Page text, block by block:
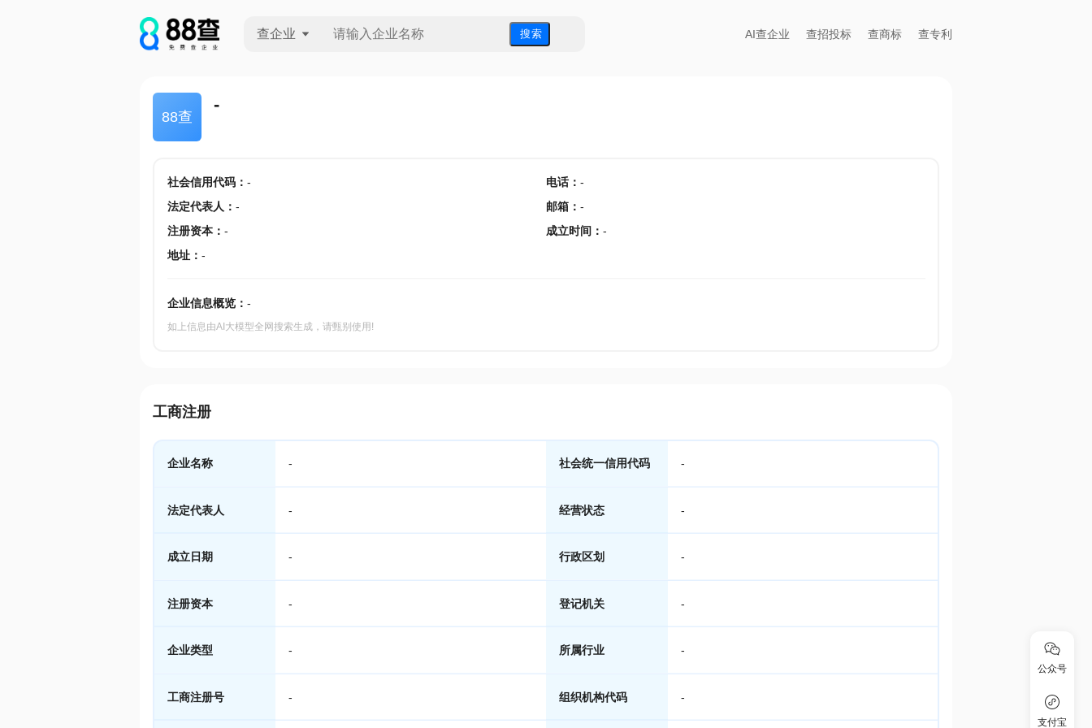
查企业 搜 索 AI查企业 查招投标 查商标 查专利
88查
-
社会信用代码： - 电话： -
法定代表人 ： - 邮箱 ： -
注册资本： - 成立时间 ： -
地址： -
企业信息概览： -
如上信息由AI大模型全网搜索生成，请甄别使用!
工商注册
企业名称 - 社会统一信用代码 -
法定代表人 - 经营状态 -
成立日期 - 行政区划 -
注册资本 - 登记机关 -
企业类型 - 所属行业 -
工商注册号 - 组织机构代码 -
公众号
支付宝